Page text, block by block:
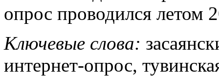
опрос проводился летом
Ключевые слова:
интернет-опрос,